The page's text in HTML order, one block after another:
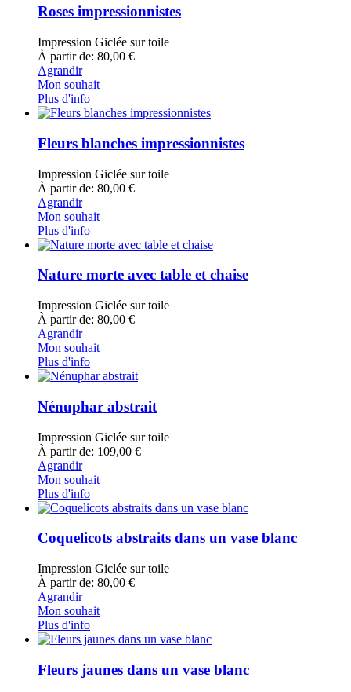
Roses impressionnistes
Impression Giclée sur toile
À partir de: 80,00 €
Agrandir
Mon souhait
Plus d'info
Fleurs blanches impressionnistes
Impression Giclée sur toile
À partir de: 80,00 €
Agrandir
Mon souhait
Plus d'info
Nature morte avec table et chaise
Impression Giclée sur toile
À partir de: 80,00 €
Agrandir
Mon souhait
Plus d'info
Nénuphar abstrait
Impression Giclée sur toile
À partir de: 109,00 €
Agrandir
Mon souhait
Plus d'info
Coquelicots abstraits dans un vase blanc
Impression Giclée sur toile
À partir de: 80,00 €
Agrandir
Mon souhait
Plus d'info
Fleurs jaunes dans un vase blanc